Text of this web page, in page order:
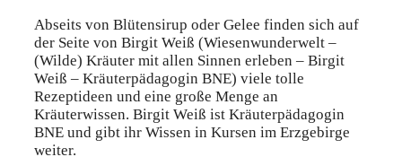
Abseits von Blütensirup oder Gelee finden sich auf
der Seite von Birgit Weiß (Wiesenwunderwelt –
(Wilde) Kräuter mit allen Sinnen erleben – Birgit
Weiß – Kräuterpädagogin BNE) viele tolle
Rezeptideen und eine große Menge an
Kräuterwissen. Birgit Weiß ist Kräuterpädagogin
BNE und gibt ihr Wissen in Kursen im Erzgebirge
weiter.